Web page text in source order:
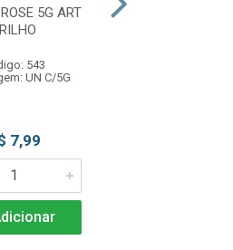
5G ART
543
UN C/5G
7,99